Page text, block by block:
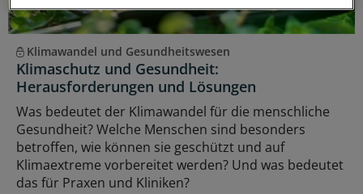
Klimawandel und Gesundheitswesen
Klimaschutz und Gesundheit:
Herausforderungen und Lösungen
Was bedeutet der Klimawandel für die menschliche
Gesundheit? Welche Menschen sind besonders
betroffen, wie können sie geschützt und auf
Klimaextreme vorbereitet werden? Und was bedeutet
das für Praxen und Kliniken?